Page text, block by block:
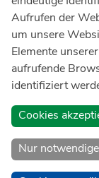
UKB-
+49 228287 0
Spenden
Aufrufen der
um unsere
Elemente
aufrufende
identifiziert
Cookies
Nur